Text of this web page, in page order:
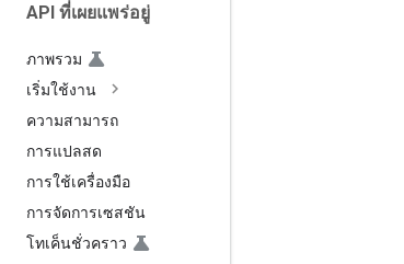
API ที่เผยแพร่อยู่
ภาพรวม
เริ่มใช้งาน
ความสามารถ
การแปลสด
การใช้เครื่องมือ
การจัดการเซสชัน
โทเค็นชั่วคราว